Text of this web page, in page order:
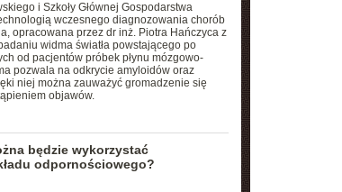
i Szkoły Głównej Gospodarstwa
wczesnego diagnozowania chorób
opracowana przez dr inż. Piotra Hańczyca z
widma światła powstającego po
od pacjentów próbek płynu mózgowo-
pozwala na odkrycie amyloidów oraz
niej można zauważyć gromadzenie się
objawów.
będzie wykorzystać
odpornościowego?